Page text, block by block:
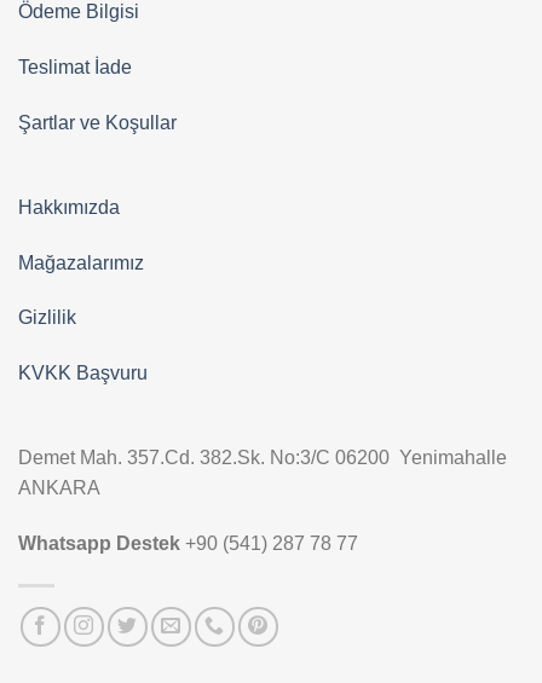
Ödeme Bilgisi
Teslimat İade
Şartlar ve Koşullar
Hakkımızda
Mağazalarımız
Gizlilik
KVKK Başvuru
Demet Mah. 357.Cd. 382.Sk. No:3/C 06200 Yenimahalle
ANKARA
Whatsapp Destek +90 (541) 287 78 77